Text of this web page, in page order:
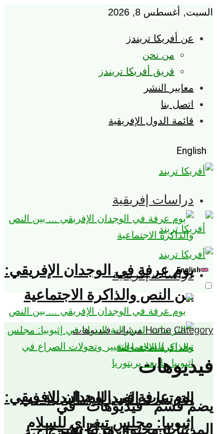
السبت, أغسطس 8, 2026
عن أفريكا تريندز
من نحن
فريق أفريكا تريندز
معايير النشر
اتصل بنا
قائمة الدول الإفريقية
English
دراسات إفريقية
يوم عرفة في الوجدان الإفريقي:
بين النص والذاكرة الاجتماعية
الترتيبات الفيدرالية البديلة في
إثيوبيا: مجلس تيغراي للسلام
دراسات إفريقية
يوم عرفة في الوجدان الإفريقي:
English
Home Category مرئيات فيديوهات
فيديوهات
يضم قسم “فيديوهات” في
المرئيات محتوى مرئيًا يشرح